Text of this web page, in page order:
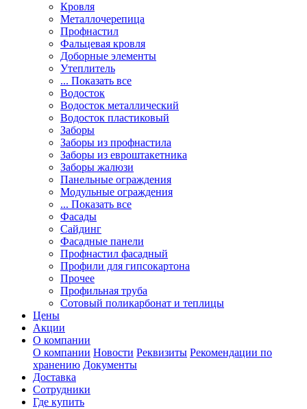
Кровля
Металлочерепица
Профнастил
Фальцевая кровля
Доборные элементы
Утеплитель
... Показать все
Водосток
Водосток металлический
Водосток пластиковый
Заборы
Заборы из профнастила
Заборы из евроштакетника
Заборы жалюзи
Панельные ограждения
Модульные ограждения
... Показать все
Фасады
Сайдинг
Фасадные панели
Профнастил фасадный
Профили для гипсокартона
Прочее
Профильная труба
Сотовый поликарбонат и теплицы
Цены
Акции
О компании
О компании Новости Реквизиты Рекомендации по
хранению Документы
Доставка
Сотрудники
Где купить